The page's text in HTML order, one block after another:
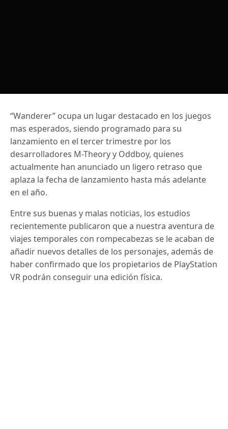
“Wanderer” ocupa un lugar destacado en los juegos
mas esperados, siendo programado para su
lanzamiento en el tercer trimestre por los
desarrolladores M-Theory y Oddboy, quienes
actualmente han anunciado un ligero retraso que
aplaza la fecha de lanzamiento hasta más adelante
en el año.
Entre sus buenas y malas noticias, los estudios
recientemente publicaron que a nuestra aventura de
viajes temporales con rompecabezas se le acaban de
añadir nuevos detalles de los personajes, además de
haber confirmado que los propietarios de PlayStation
VR podrán conseguir una edición física.